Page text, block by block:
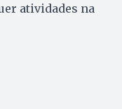
atividades na